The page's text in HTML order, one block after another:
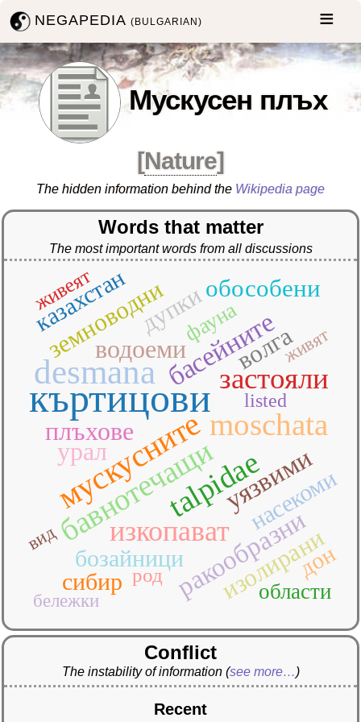
NEGAPEDIA(BULGARIAN)
Мускусен плъх
[Nature]
The hidden information behind the Wikipedia page
Words that matter
The most important words from all discussions
къртицови
desmana
мускуснитеmoschata
talpidae
бавнотечащи
застояли
изкопават
басейните
ракообразни
уязвими
водоеми
плъхове
урал
волга
дупки
земноводни
изолирани
обособени
бозайници
казахстан
насекоми
сибир
дон
области
фауна
живеят
род
listed
бележки
вид
живят
Conflict
The instability of information (see more…)
Recent